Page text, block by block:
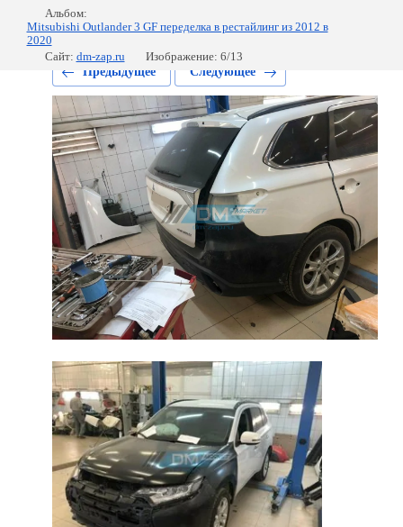
Альбом:
Mitsubishi Outlander 3 GF переделка в рестайлинг из 2012 в
2020
Сайт: dm-zap.ru
Изображение: 6/13
Предыдущее
Следующее